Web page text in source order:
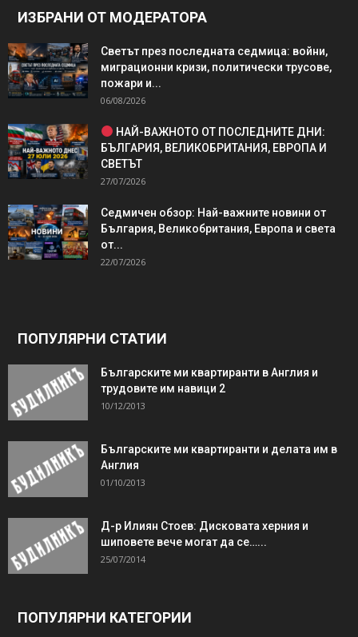
ИЗБРАНИ ОТ МОДЕРАТОРА
Светът през последната седмица: войни,
миграционни кризи, политически трусове,
пожари и...
06/08/2026
НАЙ-ВАЖНОТО ОТ ПОСЛЕДНИТЕ ДНИ:
БЪЛГАРИЯ, ВЕЛИКОБРИТАНИЯ, ЕВРОПА И
СВЕТЪТ
27/07/2026
Седмичен обзор: Най-важните новини от
България, Великобритания, Европа и света
от...
22/07/2026
ПОПУЛЯРНИ СТАТИИ
Българските ми квартиранти в Англия и
трудовите им навици 2
10/12/2013
Българските ми квартиранти и делата им в
Англия
01/10/2013
Д-р Илиян Стоев: Дисковата херния и
шиповете вече могат да се…...
25/07/2014
ПОПУЛЯРНИ КАТЕГОРИИ